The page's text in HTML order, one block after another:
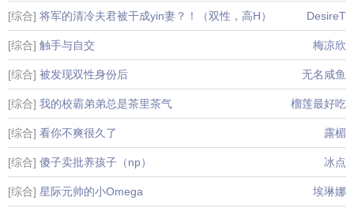
[综合] 将军的清冷夫君被干成yin妻？！（双性，高H） DesireT
[综合] 触手与自交 梅凉欣
[综合] 被发现双性身份后 无名咸鱼
[综合] 我的校霸弟弟总是茶里茶气 榴莲最好吃
[综合] 看你不爽很久了 露楣
[综合] 傻子卖批养孩子（np） 冰点
[综合] 星际元帅的小Omega 埃琳娜